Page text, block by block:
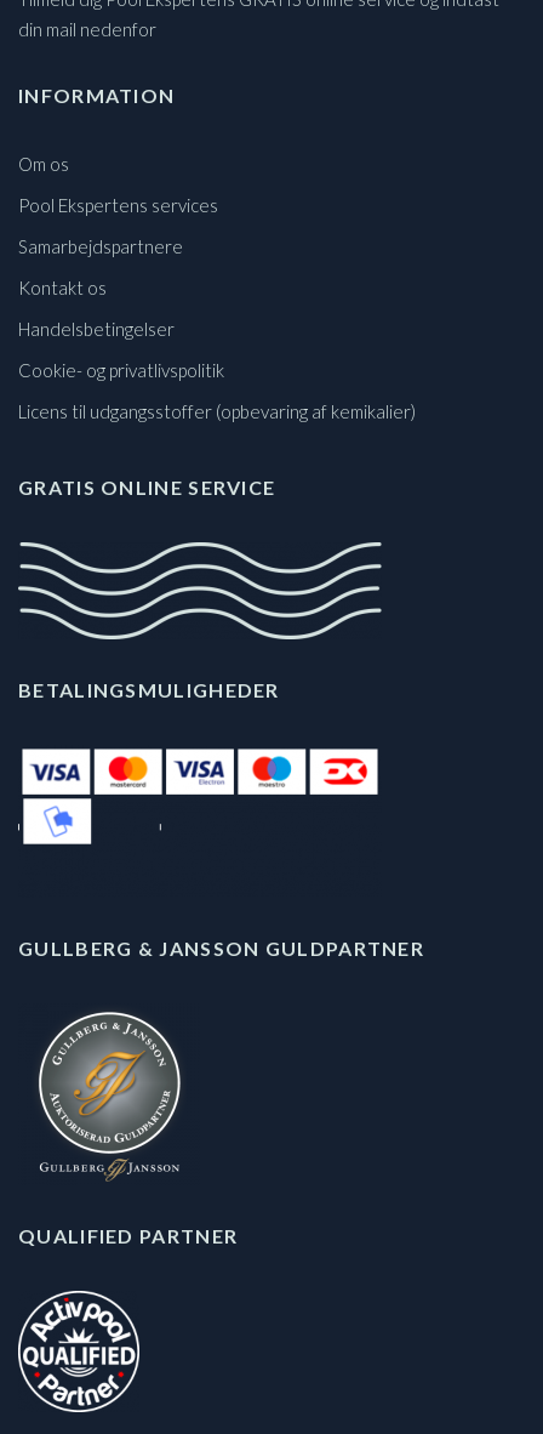
din mail nedenfor
INFORMATION
Om os
Pool Ekspertens services
Samarbejdspartnere
Kontakt os
Handelsbetingelser
Cookie- og privatlivspolitik
Licens til udgangsstoffer (opbevaring af kemikalier)
GRATIS ONLINE SERVICE
BETALINGSMULIGHEDER
GULLBERG & JANSSON GULDPARTNER
QUALIFIED PARTNER